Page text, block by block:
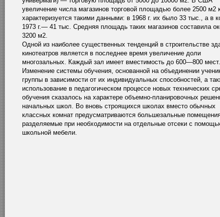
увеличение числа магазинов торговой площадью более 2500 м2
характеризуется такими данными: в 1968 г. их было 33 тыс., а в
1973 г.— 41 тыс. Средняя площадь таких магазинов составила
3200 м2.
Одной из наиболее существенных тенденций в строительстве
кинотеатров является в последнее время увеличение доли
многозальных. Каждый зал имеет вместимость до 600—800 мест.
Изменение системы обучения, основанной на объединении
группы в зависимости от их индивидуальных способностей, а
использование в педагогическом процессе новых технических
обучения сказалось на характере объемно-планировочных
начальных школ. Во вновь строящихся школах вместо обычных
классных комнат предусматриваются большезальные
разделяемые при необходимости на отдельные отсеки с
школьной мебели.